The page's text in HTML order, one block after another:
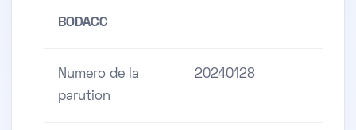
BODACC
Numero de la
parution
20240128